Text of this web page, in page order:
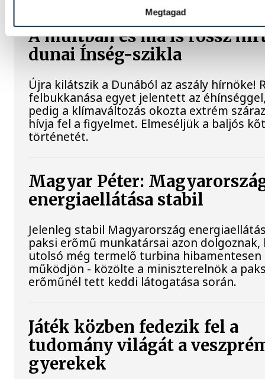
Megtagad
A múltban és ma is rossz
dunai Ínség-szikla
Újra kilátszik a Dunából az aszály hírnöke!
felbukkanása egyet jelentett az
pedig a klímaváltozás okozta extrém
hívja fel a figyelmet. Elmeséljük a baljós
történetét.
Magyar Péter:
energiaellátása stabil
Jelenleg stabil Magyarország
paksi erőmű munkatársai azon dolgoznak,
utolsó még termelő turbina hibamentesen
működjön - közölte a miniszterelnök a
erőműnél tett keddi látogatása során.
Játék közben fedezik fel a
tudomány világát a
gyerekek